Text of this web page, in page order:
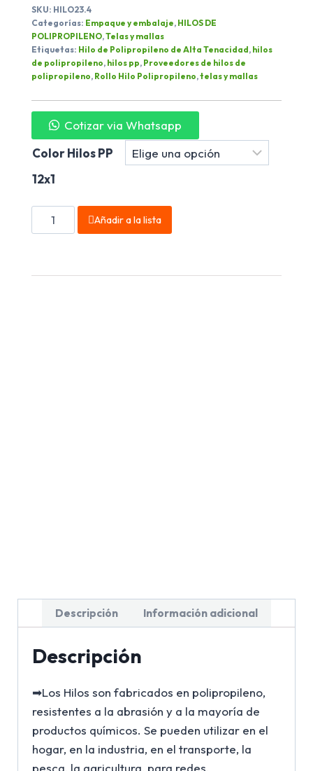
SKU: HILO23.4
Categorías: Empaque y embalaje, HILOS DE
POLIPROPILENO,Telas y mallas
Etiquetas: Hilo de Polipropileno de Alta Tenacidad, hilos
de polipropileno, hilos pp, Proveedores de hilos de
polipropileno, Rollo Hilo Polipropileno,telas y mallas
Cotizar via Whatsapp
Color Hilos PP
12x1
Añadir a la lista
Descripción Información adicional
Descripción
➡Los Hilos son fabricados en polipropileno,
resistentes a la abrasión y a la mayoría de
productos químicos. Se pueden utilizar en el
hogar, en la industria, en el transporte, la
pesca, la agricultura, para redes,